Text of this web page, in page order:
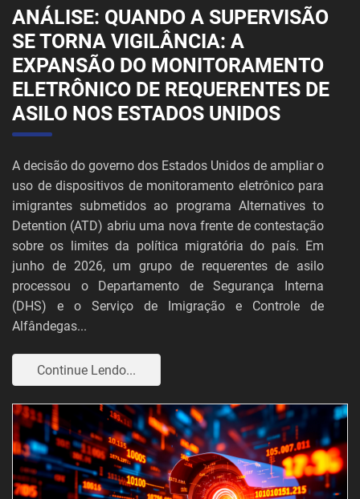
ANÁLISE: QUANDO A SUPERVISÃO
SE TORNA VIGILÂNCIA: A
EXPANSÃO DO MONITORAMENTO
ELETRÔNICO DE REQUERENTES DE
ASILO NOS ESTADOS UNIDOS
A decisão do governo dos Estados Unidos de ampliar o
uso de dispositivos de monitoramento eletrônico para
imigrantes submetidos ao programa Alternatives to
Detention (ATD) abriu uma nova frente de contestação
sobre os limites da política migratória do país. Em
junho de 2026, um grupo de requerentes de asilo
processou o Departamento de Segurança Interna
(DHS) e o Serviço de Imigração e Controle de
Alfândegas...
Continue Lendo...